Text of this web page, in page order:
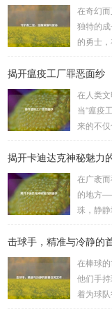
以化身
的诸葛
陷阵、
在奇幻
独特的
的勇士
大陆的
来自各
意志，
恐怖的
揭开瘟疫工厂罪恶面纱
在人类
当“瘟疫
来的不
是一些
科学研
历史上
战争时
揭开卡迪达克神秘魅力
在广袤
的地方
珠，静
复杂多
照耀下
冠，而
多，高
击球手，精准与冷静的
在棒球
他们手
着为球